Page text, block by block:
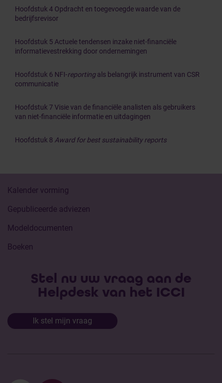
Hoofdstuk 4 Opdracht en toegevoegde waarde van de
bedrijfsrevisor
Hoofdstuk 5 Actuele tendensen inzake niet-financiële
informatievestrekking door ondernemingen
Hoofdstuk 6 NFI-reportingals belangrijk instrument van CSR
communicatie
Hoofdstuk 7 Visie van de financiële analisten als gebruikers
van niet-financiële informatie en uitdagingen
Hoofdstuk 8 Award for best sustainability reports
Kalender vorming
Gepubliceerde adviezen
Modeldocumenten
Boeken
Stel nu uw vraag aan de
Helpdesk van het ICCI
Ik stel mijn vraag